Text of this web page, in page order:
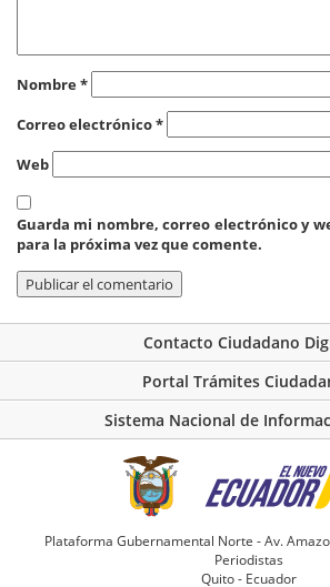
Nombre*
Correo electrónico*
Web
Guarda mi nombre, correo electrónico y
para la próxima vez que comente.
Contacto Ciudadano
Portal Trámites
Sistema Nacional de
Plataforma Gubernamental Norte - Av.
Periodistas
Quito - Ecuador